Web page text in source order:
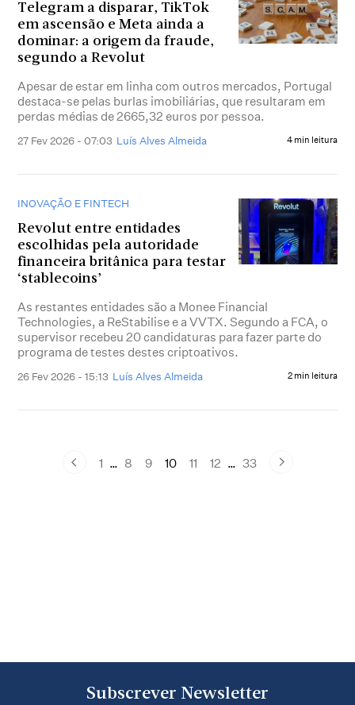
Telegram a disparar, TikTok
em ascensão e Meta ainda a
dominar: a origem da fraude,
segundo a Revolut
Apesar de estar em linha com outros mercados, Portugal
destaca-se pelas burlas imobiliárias, que resultaram em
perdas médias de 2665,32 euros por pessoa.
27 Fev 2026 - 07:03 Luís Alves Almeida 4 min leitura
INOVAÇÃO E FINTECH
Revolut entre entidades
escolhidas pela autoridade
financeira britânica para testar
‘stablecoins’
As restantes entidades são a Monee Financial
Technologies, a ReStabilise e a VVTX. Segundo a FCA, o
supervisor recebeu 20 candidaturas para fazer parte do
programa de testes destes criptoativos.
26 Fev 2026 - 15:13 Luís Alves Almeida 2 min leitura
1 … 8 9 10 11 12 … 33
Subscrever Newsletter